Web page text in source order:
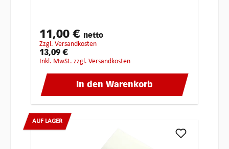
11,00 € netto
zzgl. Versandkosten
13,09 €
inkl. MwSt. zzgl. Versandkosten
In den Warenkorb
AUF LAGER